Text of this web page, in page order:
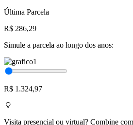
Última Parcela
R$ 286,29
Simule a parcela ao longo dos anos:
R$ 1.324,97
Visita presencial ou virtual? Combine